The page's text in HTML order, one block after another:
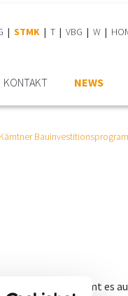
STMK T VBG W
KONTAKT NEWS
Somit kommt es